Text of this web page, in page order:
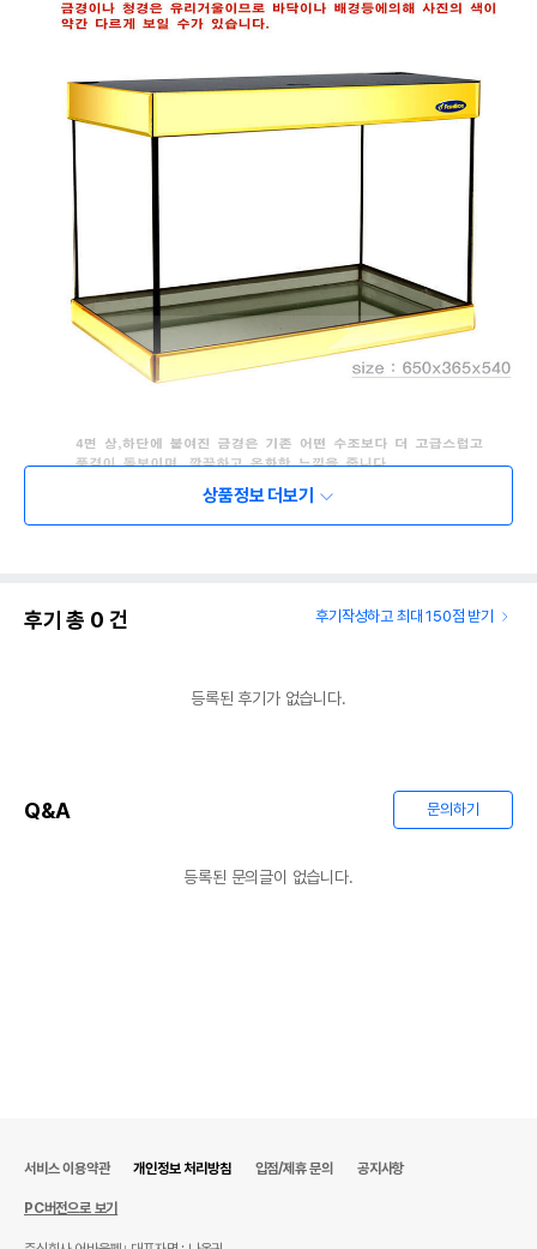
상품정보 더보기
후기 총 0 건 후기작성하고 최대 150점 받기
등록된 후기가 없습니다.
Q&A 문의하기
등록된 문의글이 없습니다.
서비스 이용약관 개인정보 처리방침 입점/제휴 문의 공지사항
PC버전으로 보기